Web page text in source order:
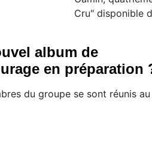
Cru" disponible
album de
en préparation
du groupe se sont réunis au